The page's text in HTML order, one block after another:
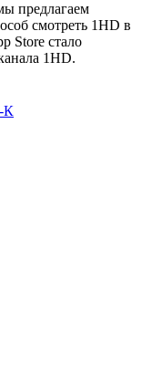
предлагаем
смотреть 1HD в
Store стало
1HD.